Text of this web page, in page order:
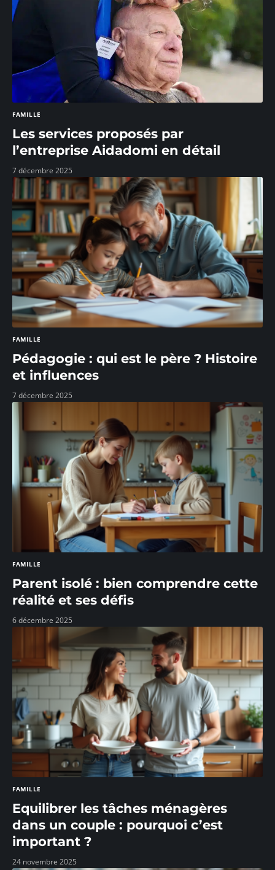
FAMILLE
Les services proposés par
l’entreprise Aidadomi en détail
7 décembre 2025
FAMILLE
Pédagogie : qui est le père ? Histoire
et influences
7 décembre 2025
FAMILLE
Parent isolé : bien comprendre cette
réalité et ses défis
6 décembre 2025
FAMILLE
Equilibrer les tâches ménagères
dans un couple : pourquoi c’est
important ?
24 novembre 2025